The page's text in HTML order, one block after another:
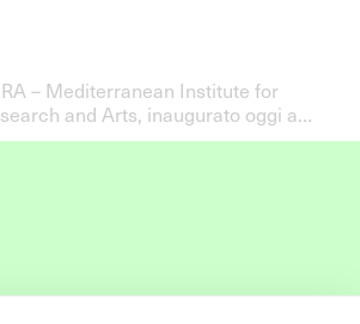
– Mediterranean Institute for
and Arts, inaugurato oggi a